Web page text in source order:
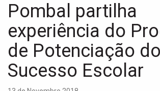
Pombal partilha
experiência do
de Potenciação do
Sucesso Escolar